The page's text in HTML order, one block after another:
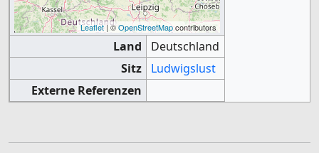
Leaflet| ©OpenStreetMapcontributors
Land
Deutschland
Sitz
Ludwigslust
Externe Referenzen